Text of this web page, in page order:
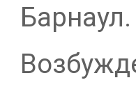
Барнаул.